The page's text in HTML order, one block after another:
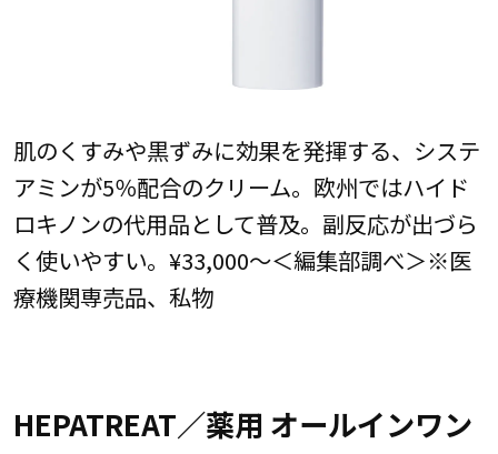
肌のくすみや黒ずみに効果を発揮する、システ
アミンが5％配合のクリーム。欧州ではハイド
ロキノンの代用品として普及。副反応が出づら
く使いやすい。¥33,000〜＜編集部調べ＞※医
療機関専売品、私物
HEPATREAT／薬用 オールインワン